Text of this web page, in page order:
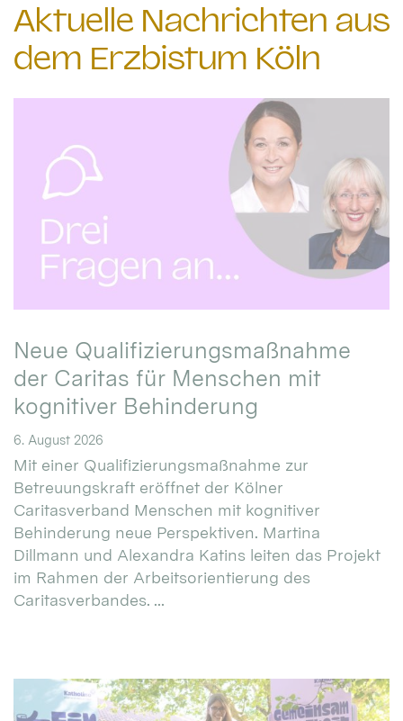
Aktuelle Nachrichten aus
dem Erzbistum Köln
Neue Qualifizierungsmaßnahme
der Caritas für Menschen mit
kognitiver Behinderung
6. August 2026
Mit einer Qualifizierungsmaßnahme zur
Betreuungskraft eröffnet der Kölner
Caritasverband Menschen mit kognitiver
Behinderung neue Perspektiven. Martina
Dillmann und Alexandra Katins leiten das Projekt
im Rahmen der Arbeitsorientierung des
Caritasverbandes. ...